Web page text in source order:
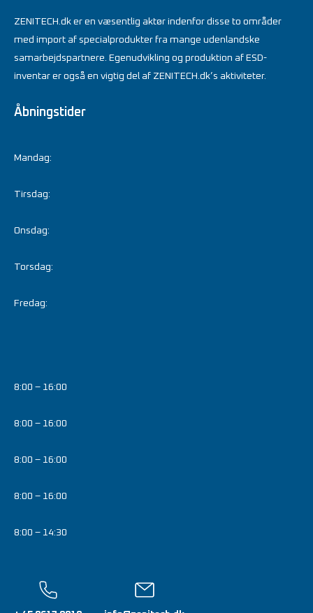
ZENITECH.dk er en væsentlig aktør indenfor disse to områder
med import af specialprodukter fra mange udenlandske
samarbejdspartnere. Egenudvikling og produktion af ESD-
inventar er også en vigtig del af ZENITECH.dk’s aktiviteter.
Åbningstider
Mandag:
Tirsdag:
Onsdag:
Torsdag:
Fredag:
8:00 – 16:00
8:00 – 16:00
8:00 – 16:00
8:00 – 16:00
8:00 – 14:30